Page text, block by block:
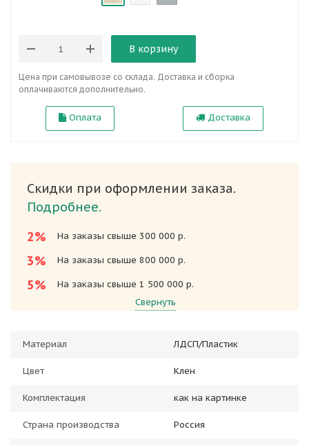
В корзину
Цена при самовывозе со склада. Доставка и сборка
оплачиваются дополнительно.
Оплата Доставка
Скидки при оформлении заказа.
Подробнее.
2%
На заказы свыше 300 000 р.
3% На заказы свыше 800 000 р.
5%
На заказы свыше 1 500 000 р.
Свернуть
Материал ЛДСП/Пластик
Цвет Клен
Комплектация как на картинке
Страна производства Россия